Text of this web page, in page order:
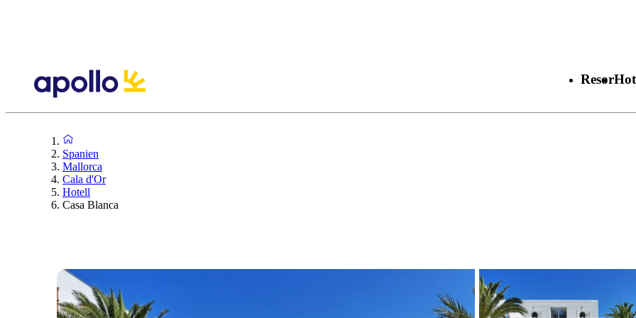
Resor
Spanien
Mallorca
Cala d'Or
Hotell
Casa Blanca